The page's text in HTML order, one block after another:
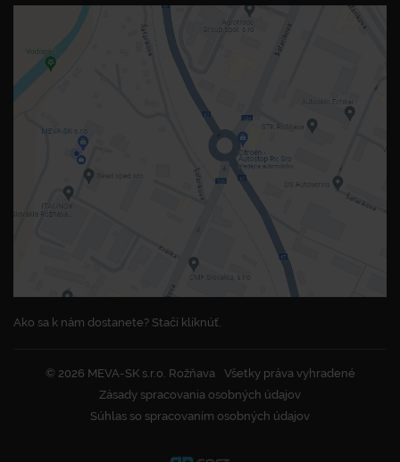
Ako sa k nám dostanete? Stačí kliknúť.
© 2026 MEVA-SK s.r.o. Rožňava
Všetky práva vyhradené
Zásady spracovania osobných údajov
Súhlas so spracovaním osobných údajov